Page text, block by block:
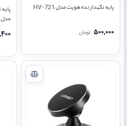
پایه نگهدارنده هویت مدل HV-721
500,000 تومان
مدل LP779 35089